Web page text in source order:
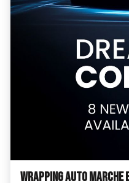
Wrapping Auto Marche